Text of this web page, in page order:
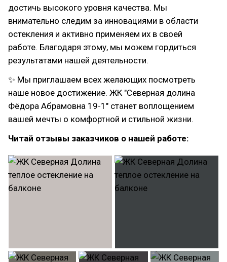
достичь высокого уровня качества. Мы
внимательно следим за инновациями в области
остекления и активно применяем их в своей
работе. Благодаря этому, мы можем гордиться
результатами нашей деятельности.
✨ Мы приглашаем всех желающих посмотреть
наше новое достижение. ЖК "Северная долина
Фёдора Абрамовна 19-1" станет воплощением
вашей мечты о комфортной и стильной жизни.
Читай отзывы заказчиков о нашей работе: